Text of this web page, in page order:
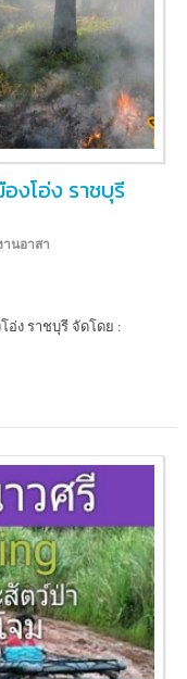
งโอ่ง ราชบุรี
านอาสา
อ่ง ราชบุรี จัดโดย :